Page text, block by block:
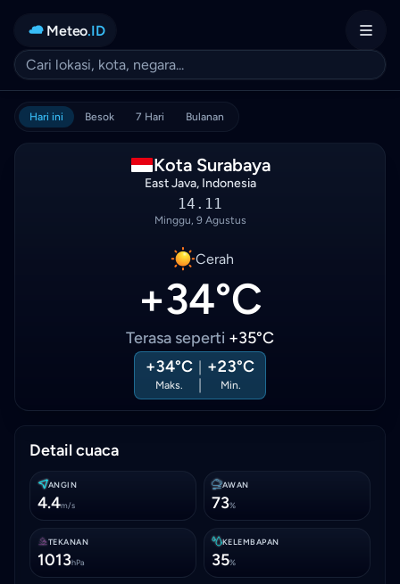
Meteo.ID
Hari ini Besok 7 Hari Bulanan
Kota Surabaya
East Java, Indonesia
14.12
Minggu, 9 Agustus
Cerah
+34°C
Terasa seperti +35°C
+34°C | +23°C
Maks. | Min.
Detail cuaca
ANGIN
4.4m/s
AWAN
73%
TEKANAN
1013hPa
KELEMBAPAN
35%